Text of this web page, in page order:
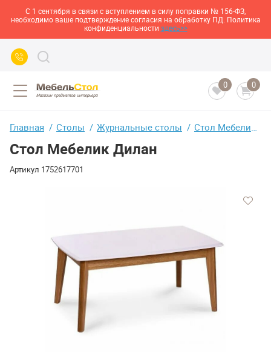
С 1 сентября в связи с вступлением в силу поправки № 156-ФЗ,
необходимо ваше подтверждение согласия на обработку ПД. Политика
конфиденциальности здесь>>
0 0
Главная Столы Журнальные столы Стол Мебелик Дилан
Стол Мебелик Дилан
Артикул 1752617701